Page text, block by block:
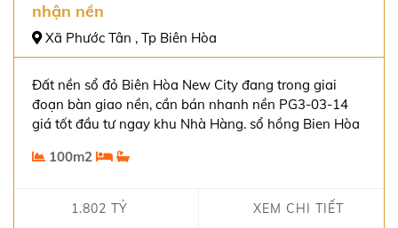
nhận nền
Xã Phước Tân , Tp Biên Hòa
Đất nền sổ đỏ Biên Hòa New City đang trong giai
đoạn bàn giao nền, cần bán nhanh nền PG3-03-14
giá tốt đầu tư ngay khu Nhà Hàng. sổ hồng Bien Hòa
100m2
1.802 TỶ XEM CHI TIẾT